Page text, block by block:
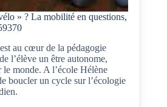
» ? La mobilité en questions,
au cœur de la pédagogie
l’élève un être autonome,
le monde. A l’école Hélène
boucler un cycle sur l’écologie